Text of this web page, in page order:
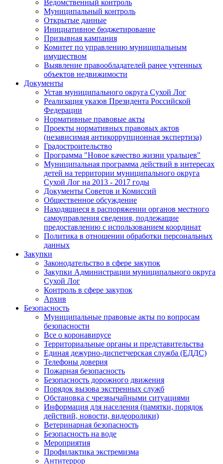
Ведомственный контроль
Муниципальный контроль
Открытые данные
Инициативное бюджетирование
Призывная кампания
Комитет по управлению муниципальным
имуществом
Выявление правообладателей ранее учтенных
объектов недвижимости
Документы
Устав муниципального округа Сухой Лог
Реализация указов Президента Российской
Федерации
Нормативные правовые акты
Проекты нормативных правовых актов
(независимая антикоррупционная экспертиза)
Градостроительство
Программа "Новое качество жизни уральцев"
Муниципальная программа действий в интересах
детей на территории муниципального округа
Сухой Лог на 2013 - 2017 годы
Документы Советов и Комиссий
Общественное обсуждение
Находящиеся в распоряжении органов местного
самоуправления сведения, подлежащие
предоставлению с использованием координат
Политика в отношении обработки персональных
данных
Закупки
Законодательство в сфере закупок
Закупки Администрации муниципального округа
Сухой Лог
Контроль в сфере закупок
Архив
Безопасность
Муниципальные правовые акты по вопросам
безопасности
Все о коронавирусе
Территориальные органы и представительства
Единая дежурно-диспетчерская служба (ЕДДС)
Телефоны доверия
Пожарная безопасность
Безопасность дорожного движения
Порядок вызова экстренных служб
Обстановка с чрезвычайными ситуациями
Информация для населения (памятки, порядок
действий, новости, видеоролики)
Ветеринарная безопасность
Безопасность на воде
Мероприятия
Профилактика экстремизма
Антитеррор